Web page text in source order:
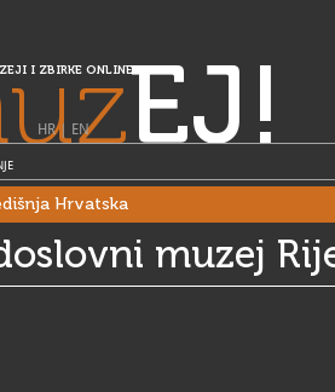
I ZBIRKE ONLINEEJ!
HR| EN
Hrvatska
muzej